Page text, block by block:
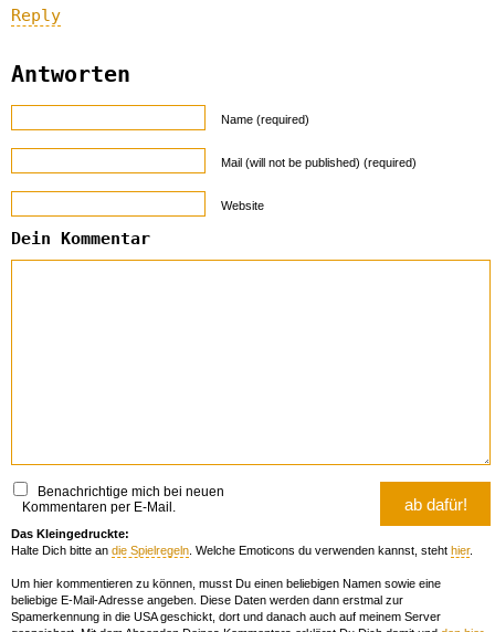
Reply
Antworten
Name (required)
Mail (will not be published) (required)
Website
Dein Kommentar
Benachrichtige mich bei neuen
Kommentaren per E-Mail.
Das Kleingedruckte:
Halte Dich bitte an die Spielregeln . Welche Emoticons du verwenden kannst, steht hier.
Um hier kommentieren zu können, musst Du einen beliebigen Namen sowie eine
beliebige E-Mail-Adresse angeben. Diese Daten werden dann erstmal zur
Spamerkennung in die USA geschickt, dort und danach auch auf meinem Server